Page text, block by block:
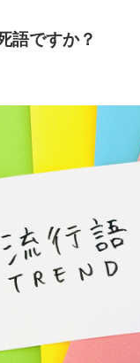
語ですか？